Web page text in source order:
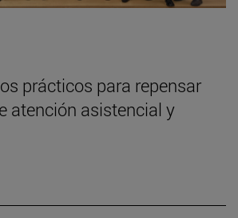
prácticos para repensar
atención asistencial y